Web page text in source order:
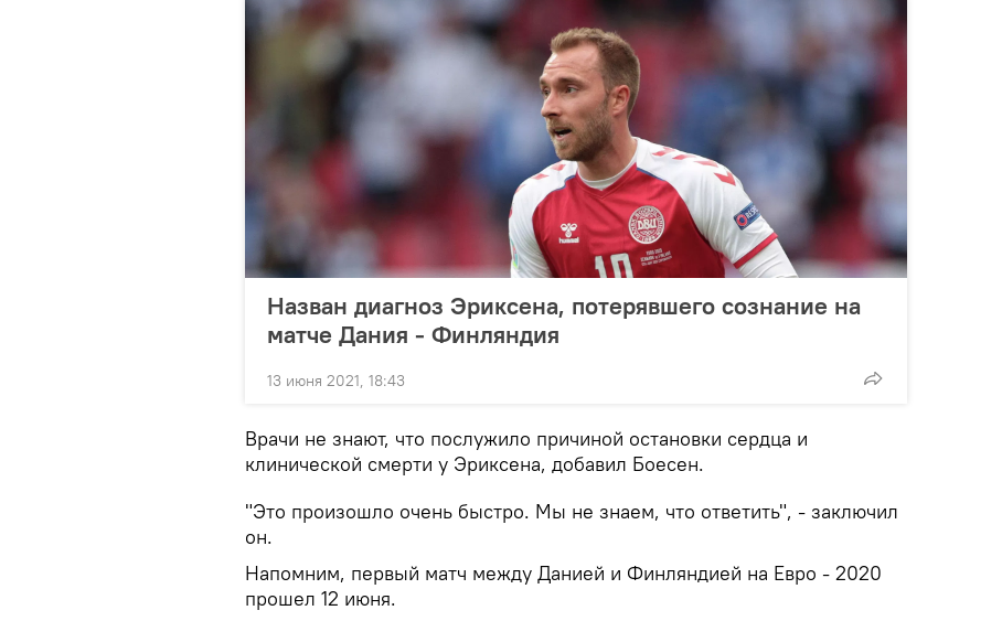
Назван диагноз Эриксена, потерявшего сознание на
матче Дания - Финляндия
13 июня 2021, 18:43
Врачи не знают, что послужило причиной остановки сердца и
клинической смерти у Эриксена, добавил Боесен.
"Это произошло очень быстро. Мы не знаем, что ответить", - заключил
он.
Напомним, первый матч между Данией и Финляндией на Евро - 2020
прошел 12 июня.